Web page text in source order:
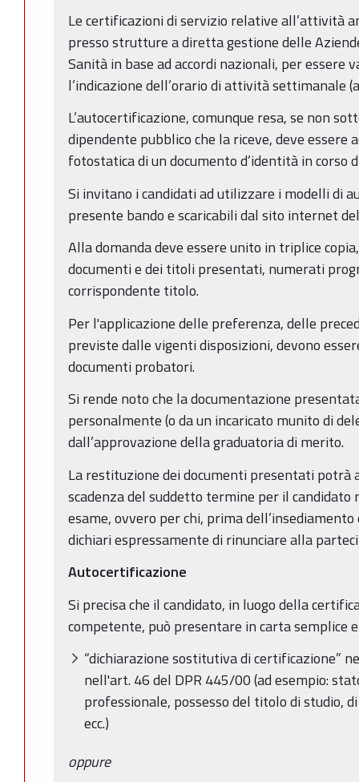
Le certificazioni di servizio relative all’attività
presso strutture a diretta gestione delle
Sanità in base ad accordi nazionali, per essere
l’indicazione dell’orario di attività settimanale
L’autocertificazione, comunque resa, se non
dipendente pubblico che la riceve, deve essere
fotostatica di un documento d’identità in corso
Si invitano i candidati ad utilizzare i modelli di
presente bando e scaricabili dal sito internet
Alla domanda deve essere unito in triplice
documenti e dei titoli presentati, numerati
corrispondente titolo.
Per l'applicazione delle preferenza, delle
previste dalle vigenti disposizioni, devono
documenti probatori.
Si rende noto che la documentazione
personalmente (o da un incaricato munito di
dall’approvazione della graduatoria di merito.
La restituzione dei documenti presentati potrà
scadenza del suddetto termine per il
esame, ovvero per chi, prima
dichiari espressamente di rinunciare alla
Autocertificazione
Si precisa che il candidato, in luogo della
competente, può presentare in carta semplice
“dichiarazione sostitutiva di certificazione”
nell'art. 46 del DPR 445/00 (ad esempio:
professionale, possesso del titolo di studio,
ecc.)
oppure